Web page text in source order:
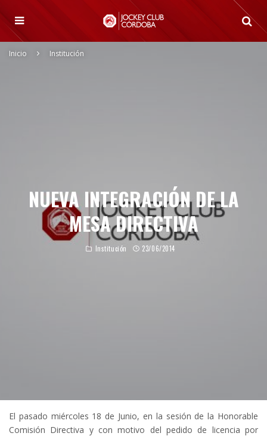
Inicio Institución
NUEVA INTEGRACIÓN DE LA
MESA DIRECTIVA
Institución 23/06/2014
El pasado miércoles 18 de Junio, en la sesión de la Honorable
Comisión Directiva y con motivo del pedido de licencia por